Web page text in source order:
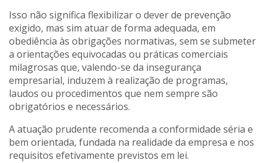
Isso não significa flexibilizar o dever de prevenção
exigido, mas sim atuar de forma adequada, em
obediência às obrigações normativas, sem se submeter
a orientações equivocadas ou práticas comerciais
milagrosas que, valendo-se da insegurança
empresarial, induzem à realização de programas,
laudos ou procedimentos que nem sempre são
obrigatórios e necessários.
A atuação prudente recomenda a conformidade séria e
bem orientada, fundada na realidade da empresa e nos
requisitos efetivamente previstos em lei.